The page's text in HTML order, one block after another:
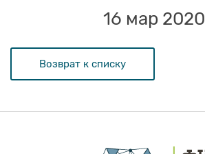
Возврат к списку
16 мар 2020